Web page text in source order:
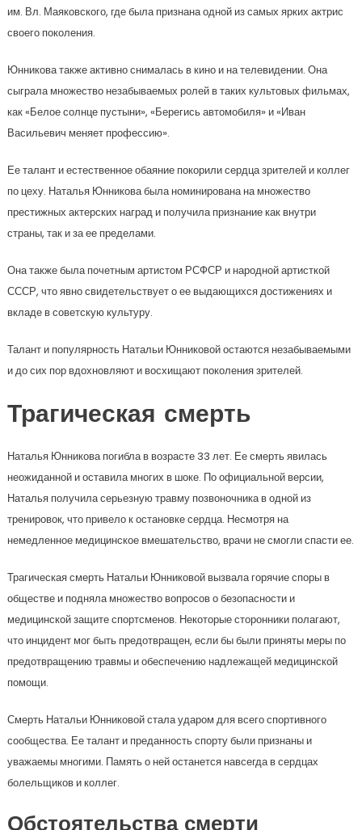
им. Вл. Маяковского, где была признана одной из самых ярких актрис
своего поколения.
Юнникова также активно снималась в кино и на телевидении. Она
сыграла множество незабываемых ролей в таких культовых фильмах,
как «Белое солнце пустыни», «Берегись автомобиля» и «Иван
Васильевич меняет профессию».
Ее талант и естественное обаяние покорили сердца зрителей и коллег
по цеху. Наталья Юнникова была номинирована на множество
престижных актерских наград и получила признание как внутри
страны, так и за ее пределами.
Она также была почетным артистом РСФСР и народной артисткой
СССР, что явно свидетельствует о ее выдающихся достижениях и
вкладе в советскую культуру.
Талант и популярность Натальи Юнниковой остаются незабываемыми
и до сих пор вдохновляют и восхищают поколения зрителей.
Трагическая смерть
Наталья Юнникова погибла в возрасте 33 лет. Ее смерть явилась
неожиданной и оставила многих в шоке. По официальной версии,
Наталья получила серьезную травму позвоночника в одной из
тренировок, что привело к остановке сердца. Несмотря на
немедленное медицинское вмешательство, врачи не смогли спасти ее.
Трагическая смерть Натальи Юнниковой вызвала горячие споры в
обществе и подняла множество вопросов о безопасности и
медицинской защите спортсменов. Некоторые сторонники полагают,
что инцидент мог быть предотвращен, если бы были приняты меры по
предотвращению травмы и обеспечению надлежащей медицинской
помощи.
Смерть Натальи Юнниковой стала ударом для всего спортивного
сообщества. Ее талант и преданность спорту были признаны и
уважаемы многими. Память о ней останется навсегда в сердцах
болельщиков и коллег.